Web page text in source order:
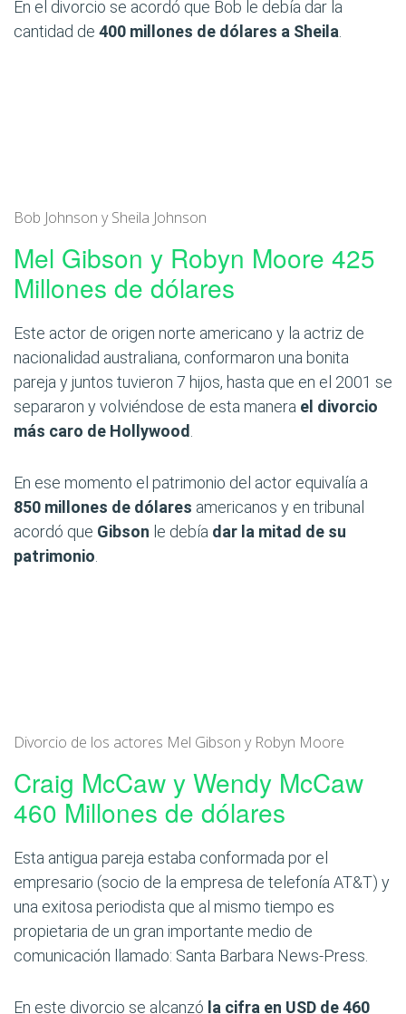
En el divorcio se acordó que Bob le debía dar la
cantidad de 400 millones de dólares a Sheila
Bob Johnson y Sheila Johnson
Mel Gibson y Robyn Moore 425
Millones de dólares
Este actor de origen norte americano y la actriz de
nacionalidad australiana, conformaron una bonita
pareja y juntos tuvieron 7 hijos, hasta que en el 2001 se
separaron y volviéndose de esta manera el divorcio
más caro de Hollywood
En ese momento el patrimonio del actor equivalía a
850 millones de dólares americanos y en tribunal
acordó que Gibson le debía dar la mitad de su
patrimonio
Divorcio de los actores Mel Gibson y Robyn Moore
Craig McCaw y Wendy McCaw
460 Millones de dólares
Esta antigua pareja estaba conformada por el
empresario (socio de la empresa de telefonía AT&T) y
una exitosa periodista que al mismo tiempo es
propietaria de un gran importante medio de
comunicación llamado: Santa Barbara News-Press.
En este divorcio se alcanzó la cifra en USD de 460